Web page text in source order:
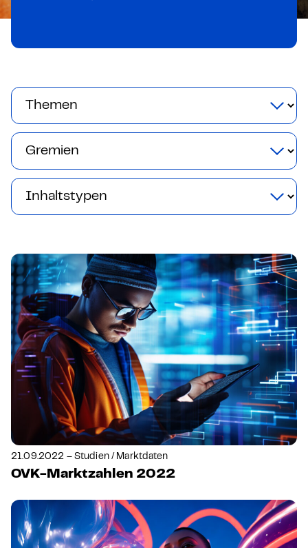
21.09.2022 – Studien / Marktdaten
OVK-Marktzahlen 2022